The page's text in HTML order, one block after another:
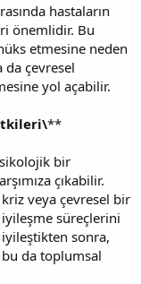
hastaların
önemlidir. Bu
etmesine neden
da çevresel
yol açabilir.
**
bir
çıkabilir.
veya çevresel bir
süreçlerini
sonra,
da toplumsal